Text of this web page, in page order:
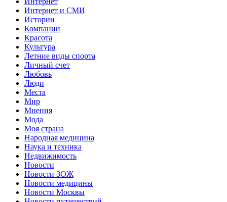
Интернет и СМИ
Истории
Компании
Красота
Культура
Летние виды спорта
Личный счет
Любовь
Люди
Места
Мир
Мнения
Мода
Моя страна
Народная медицина
Наука и техника
Недвижимость
Новости
Новости ЗОЖ
Новости медицины
Новости Москвы